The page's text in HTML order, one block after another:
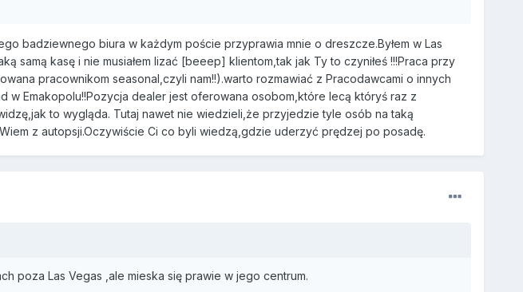
badziewnego biura w każdym poście przyprawia mnie o dreszcze.Byłem w Las
samą kasę i nie musiałem lizać [beeep] klientom,tak jak Ty to czyniłeś !!!Praca przy
pracownikom seasonal,czyli nam!!).warto rozmawiać z Pracodawcami o innych
w Emakopolu!!Pozycja dealer jest oferowana osobom,które lecą któryś raz z
to wygląda. Tutaj nawet nie wiedzieli,że przyjedzie tyle osób na taką
z autopsji.Oczywiście Ci co byli wiedzą,gdzie uderzyć prędzej po posadę.
poza Las Vegas ,ale mieska się prawie w jego centrum.